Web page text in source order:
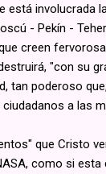
involucrada
- Pekín -
creen
"con su
tan poderoso
a las
que Cristo
como si